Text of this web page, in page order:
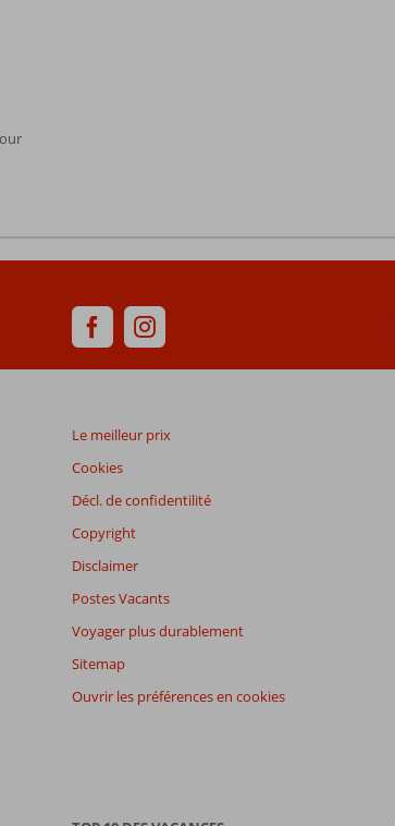
Le meilleur prix
Cookies
Décl. de confidentilité
Copyright
Disclaimer
Postes Vacants
Voyager plus durablement
Sitemap
Ouvrir les préférences en cookies